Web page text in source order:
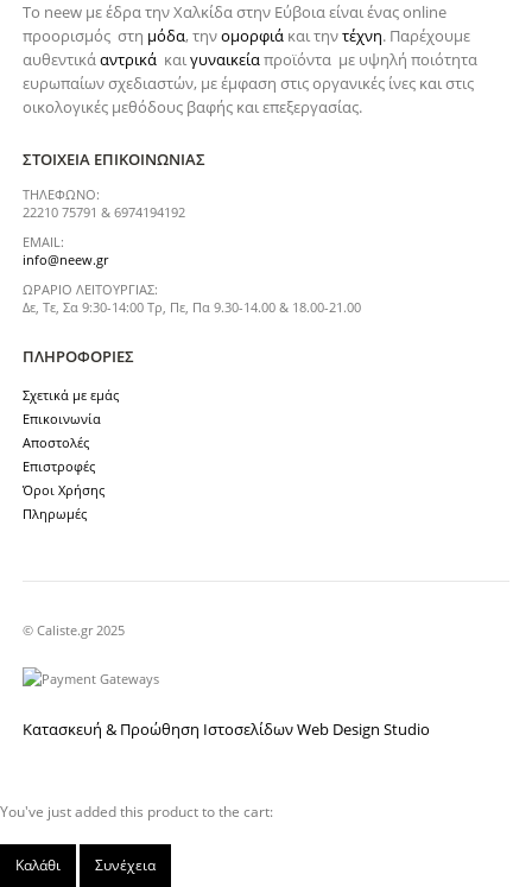
Το neew με έδρα την Xαλκίδα στην Εύβοια είναι ένας online
προορισμός στη μόδα, τηνομορφιά και τηντέχνη. Παρέχουμε
αυθεντικάαντρικά καιγυναικείαπροϊόντα με υψηλή ποιότητα
ευρωπαίων σχεδιαστών, με έμφαση στις οργανικές ίνες και στις
οικολογικές μεθόδους βαφής και επεξεργασίας.
ΣΤΟΙΧΕΊΑ ΕΠΙΚΟΙΝΩΝΊΑΣ
ΤΗΛΈΦΩΝΟ:
22210 75791 & 6974194192
EMAIL:
info@neew.gr
ΩΡΆΡΙΟ ΛΕΙΤΟΥΡΓΊΑΣ:
Δε, Τε, Σα 9:30-14:00 Τρ, Πε, Πα 9.30-14.00 & 18.00-21.00
ΠΛΗΡΟΦΟΡΊΕΣ
Σχετικά με εμάς
Επικοινωνία
Αποστολές
Επιστροφές
Όροι Χρήσης
Πληρωμές
© Caliste.gr 2025
Κατασκευή & Προώθηση Ιστοσελίδων Web Design Studio
You've just added this product to the cart:
Καλάθι Συνέχεια